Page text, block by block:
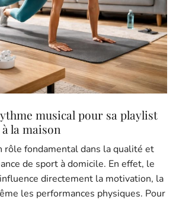
musical pour sa playlist
la maison
rôle fondamental dans la qualité et
de sport à domicile. En effet, le
directement la motivation, la
les performances physiques. Pour